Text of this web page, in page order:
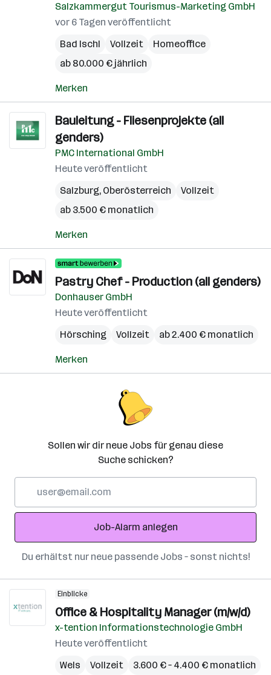
Salzkammergut Tourismus-Marketing GmbH
vor 6 Tagen veröffentlicht
Bad Ischl
Vollzeit
Homeoffice
ab 80.000 € jährlich
Merken
Bauleitung - Fliesenprojekte (all
genders)
PMC International GmbH
Heute veröffentlicht
Salzburg, Oberösterreich
Vollzeit
ab 3.500 € monatlich
Merken
Pastry Chef - Production (all genders)
Donhauser GmbH
Heute veröffentlicht
Hörsching
Vollzeit ab 2.400 € monatlich
Merken
Sollen wir dir neue Jobs für genau diese
Suche schicken?
Adresse
Job-Alarm anlegen
Du erhältst nur neue passende Jobs – sonst nichts!
Einblicke
Office & Hospitality Manager (m/w/d)
x-tention Informationstechnologie GmbH
Heute veröffentlicht
Wels
Vollzeit 3.600 € – 4.400 € monatlich